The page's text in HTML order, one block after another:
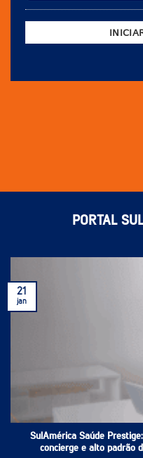
PORTAL
SulAmérica Saúde
concierge e alto padrão
21
jan